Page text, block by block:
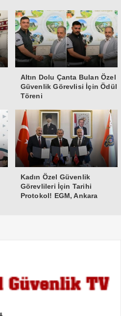
Altın Dolu Çanta Bulan Özel
Güvenlik Görevlisi İçin Ödül
Töreni
Kadın Özel Güvenlik
Görevlileri İçin Tarihi
Protokol! EGM, Ankara